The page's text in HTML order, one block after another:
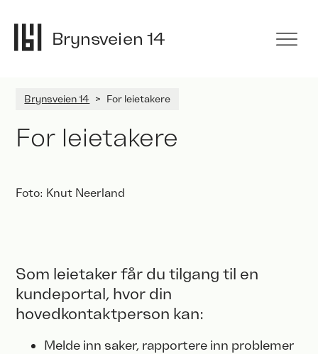
content
Brynsveien 14
Brynsveien 14 > For leietakere
For leietakere
Foto: Knut Neerland
Som leietaker får du tilgang til en
kundeportal, hvor din
hovedkontaktperson kan:
Melde inn saker, rapportere inn problemer